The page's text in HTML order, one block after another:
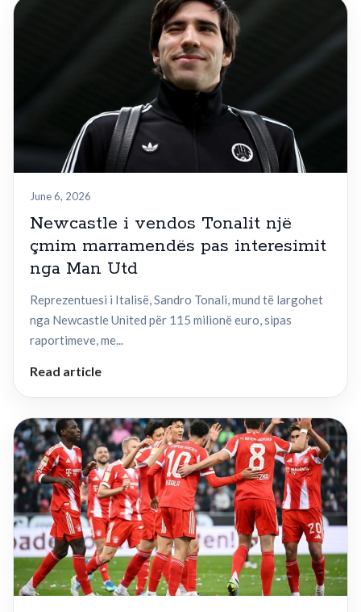
June 6, 2026
Newcastle i vendos Tonalit një
çmim marramendës pas interesimit
nga Man Utd
Reprezentuesi i Italisë, Sandro Tonali, mund të largohet
nga Newcastle United për 115 milionë euro, sipas
raportimeve, me...
Read article